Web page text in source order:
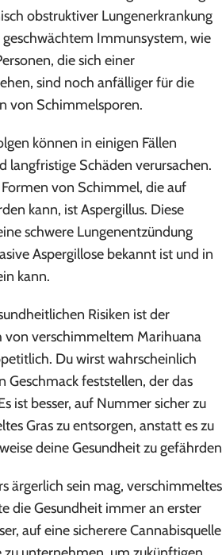
obstruktiver Lungenerkrankung
Immunsystem, wie
die sich einer
sind noch anfälliger für die
von Schimmelsporen.
können in einigen Fällen
langfristige Schäden verursachen.
von Schimmel, die auf
kann, ist Aspergillus. Diese
schwere Lungenentzündung
Aspergillose bekannt ist und in
kann.
Risiken ist der
von verschimmeltem Marihuana
Du wirst wahrscheinlich
Geschmack feststellen, der das
ist besser, auf Nummer sicher zu
Gras zu entsorgen, anstatt es zu
deine Gesundheit zu
ärgerlich sein mag, verschimmeltes
die Gesundheit immer an erster
auf eine sicherere Cannabisquelle